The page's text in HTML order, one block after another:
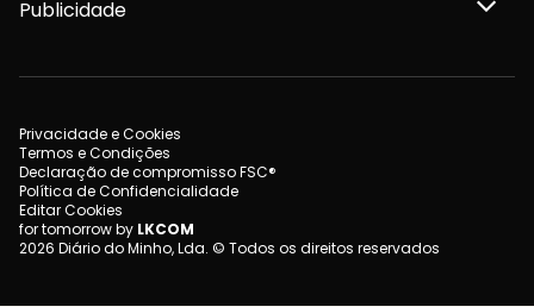
Publicidade
Privacidade e Cookies
Termos e Condições
Declaração de compromisso FSC®
Política de Confidencialidade
Editar Cookies
for tomorrow by LKCOM
2026 Diário do Minho, Lda. © Todos os direitos reservados